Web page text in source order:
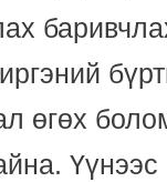
өгөх